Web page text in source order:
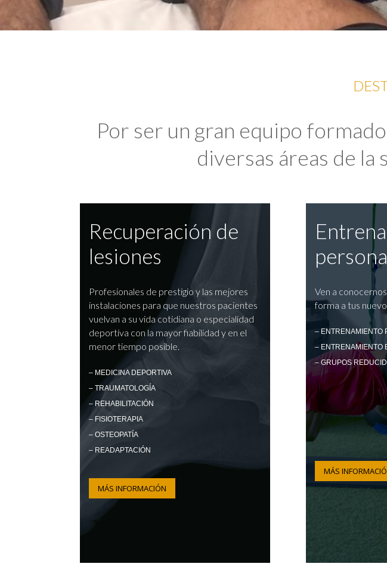
Por ser un gran equipo
diversas áreas de la
Recuperación de
lesiones
Profesionales de prestigio y las mejores
instalaciones para que nuestros pacientes
vuelvan a su vida cotidiana o especialidad
deportiva con la mayor fiabilidad y en el
menor tiempo posible.
– MEDICINA DEPORTIVA
– TRAUMATOLOGÍA
– REHABILITACIÓN
– FISIOTERAPIA
– OSTEOPATÍA
– READAPTACIÓN
MÁS INFORMACIÓN
Ven a
forma a tus
– ENTRENAMIENTO
– ENTRENAMIENTO
– GRUPOS
MÁS